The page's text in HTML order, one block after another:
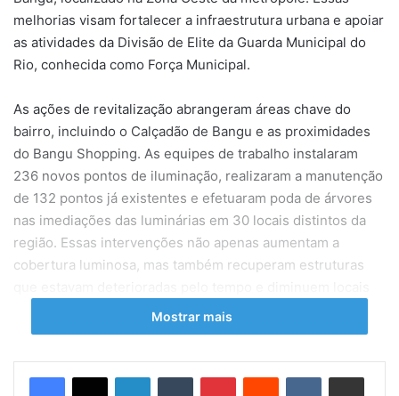
melhorias visam fortalecer a infraestrutura urbana e apoiar
as atividades da Divisão de Elite da Guarda Municipal do
Rio, conhecida como Força Municipal.
As ações de revitalização abrangeram áreas chave do
bairro, incluindo o Calçadão de Bangu e as proximidades
do Bangu Shopping. As equipes de trabalho instalaram
236 novos pontos de iluminação, realizaram a manutenção
de 132 pontos já existentes e efetuaram poda de árvores
nas imediações das luminárias em 30 locais distintos da
região. Essas intervenções não apenas aumentam a
cobertura luminosa, mas também recuperam estruturas
com baixa visibilidade.
para aumentar a segurança nas áreas urbanas, além de
Mostrar mais